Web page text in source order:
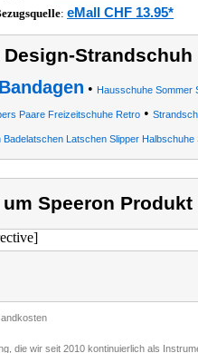
: eMall CHF 13.95*
Strandschuh
• Hausschuhe Sommer
Paare Freizeitschuhe Retro•
Badelatschen Latschen Slipper Halbschuhe
Speeron Produkt
die wir seit 2010 kontinuierlich als